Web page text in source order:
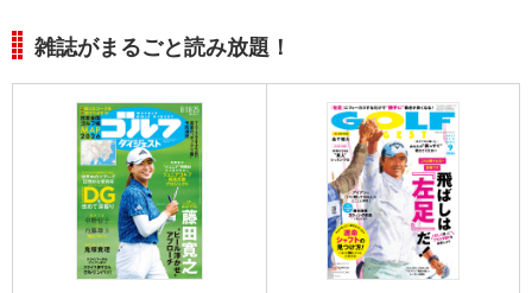
雑誌がまるごと読み放題！